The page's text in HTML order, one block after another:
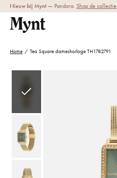
Nieuw bij Mynt — Pandora. Shop de collectie
Home / Tea Square dameshorloge TH1782791